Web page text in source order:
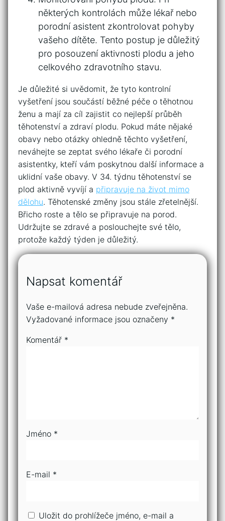
některých kontrolách může lékař nebo‌
porodní asistent​ zkontrolovat pohyby
vašeho dítěte. Tento⁤ postup je⁢ důležitý
pro posouzení aktivnosti plodu a jeho ​
celkového zdravotního ⁣stavu.
Je důležité​ si‌ uvědomit, že tyto kontrolní
vyšetření‌ jsou součástí běžné péče o ⁤těhotnou⁤
ženu a⁤ mají za cíl zajistit co nejlepší⁢ průběh
⁢těhotenství a zdraví ‍plodu. ​Pokud máte nějaké
obavy nebo ⁢otázky‌ ohledně ⁣těchto vyšetření,
neváhejte se zeptat svého lékaře či porodní
asistentky, kteří vám poskytnou​ další⁣ informace a
⁤uklidní vaše obavy. V ‍34. týdnu těhotenství⁤ se
plod ​aktivně vyvíjí ⁤a připravuje na život mimo
dělohu. Těhotenské změny jsou‍ stále zřetelnější.
⁣Břicho roste a tělo ⁣se připravuje na‌ porod.
Udržujte⁢ se⁢ zdravé a poslouchejte své tělo,
protože každý‍ týden je důležitý.
Napsat komentář
Vaše e-mailová adresa nebude zveřejněna.
Vyžadované informace jsou označeny *
Komentář *
Jméno *
E-mail *
Uložit do prohlížeče jméno, e-mail a